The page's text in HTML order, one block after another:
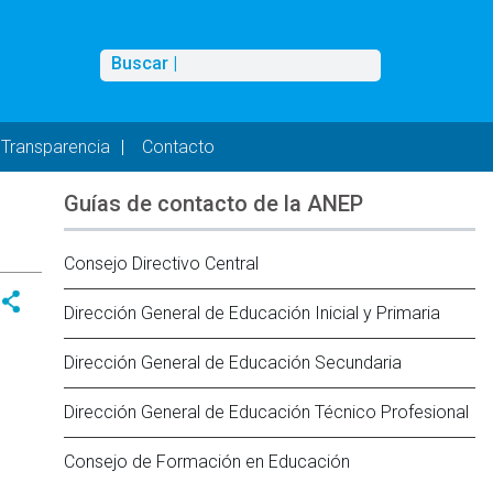
Buscar
Buscar |
Transparencia Contacto
Guías de contacto de la ANEP
Consejo Directivo Central
Dirección General de Educación Inicial y Primaria
Dirección General de Educación Secundaria
Dirección General de Educación Técnico Profesional
Consejo de Formación en Educación